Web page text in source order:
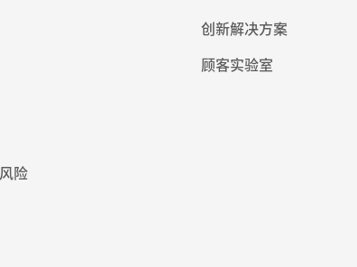
险
创新解决方案
顾客实验室